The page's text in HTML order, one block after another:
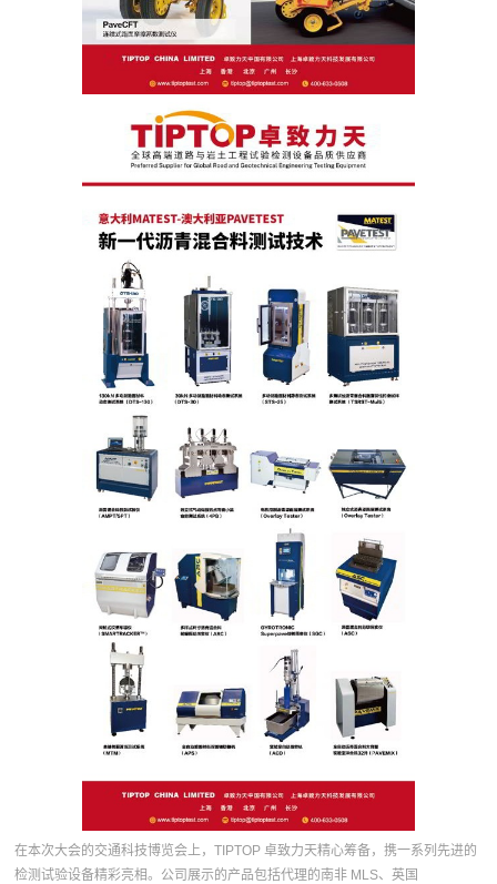
在本次大会的交通科技博览会上，TIPTOP 卓致力天精心筹备，携一系列先进的
检测试验设备精彩亮相。公司展示的产品包括代理的南非 MLS、英国